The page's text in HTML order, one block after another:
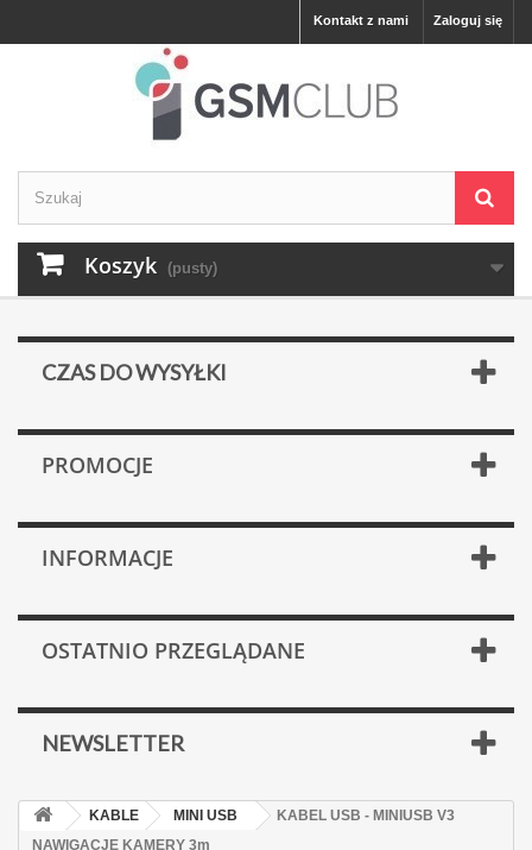
Zaloguj się
Kontakt z nami
Koszyk (pusty)
CZAS DO WYSYŁKI
PROMOCJE
INFORMACJE
OSTATNIO PRZEGLĄDANE
NEWSLETTER
KABLE MINI USB
KABEL USB - MINIUSB V3
NAWIGACJE KAMERY 3m